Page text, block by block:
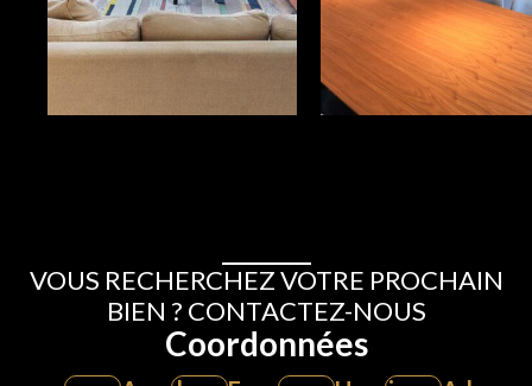
VOUS RECHERCHEZ VOTRE PROCHAIN
BIEN ? CONTACTEZ-NOUS
Coordonnées